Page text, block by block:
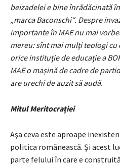
beizadelei e bine înrădăcinată
„marca Baconschi“. Despre
importante în MAE nu mai
mereu: sînt mai mulţi teologi cu
orice instituţie de educaţie a
MAE o mașină de cadre de
are urechi de auzit să audă.
Mitul Meritocraţiei
Aşa ceva este aproape
politica românească. Şi acest
parte felului în care e